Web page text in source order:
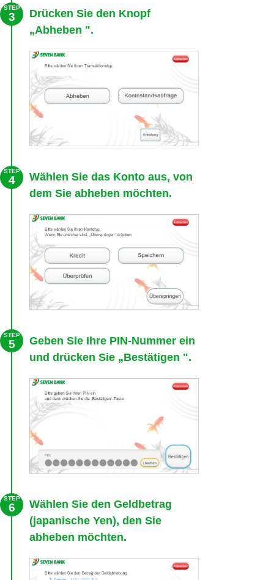
STEP
3
Drücken Sie den Knopf
„Abheben ".
STEP
4
Wählen Sie das Konto aus, von
dem Sie abheben möchten.
STEP
5
Geben Sie Ihre PIN-Nummer ein
und drücken Sie „Bestätigen ".
STEP
6
Wählen Sie den Geldbetrag
(japanische Yen), den Sie
abheben möchten.